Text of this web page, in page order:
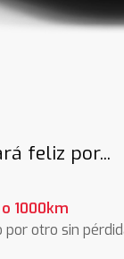
feliz por...
o 1000km
otro sin